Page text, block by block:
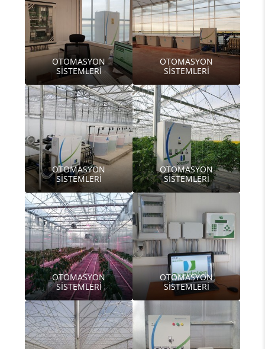
OTOMASYON
SİSTEMLERİ
OTOMASYON
SİSTEMLERİ
OTOMASYON
SİSTEMLERİ
OTOMASYON
SİSTEMLERİ
OTOMASYON
SİSTEMLERİ
OTOMASYON
SİSTEMLERİ